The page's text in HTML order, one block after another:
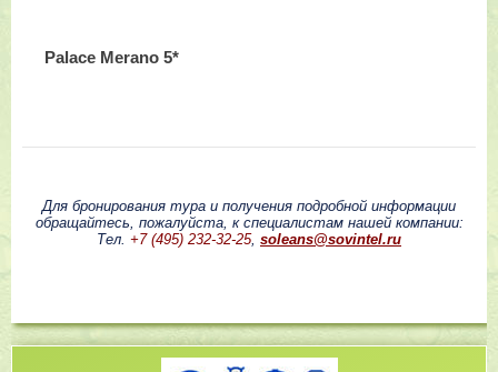
Palace Merano 5*
Для бронирования тура и получения подробной информации
обращайтесь, пожалуйста, к специалистам нашей компании:
Тел. +7 (495) 232-32-25, soleans@sovintel.ru